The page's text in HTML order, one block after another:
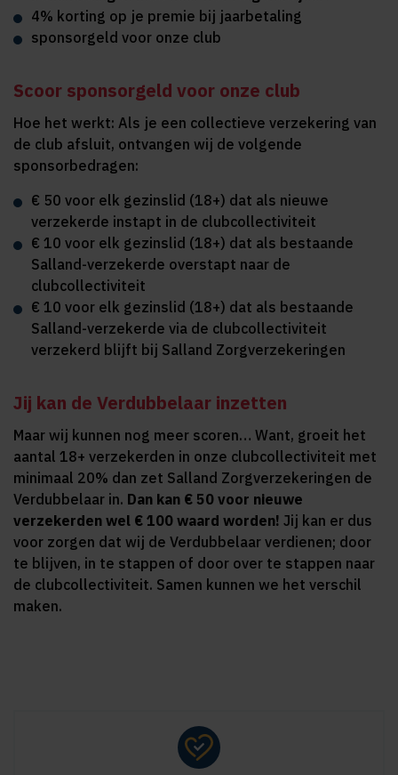
4% korting op je premie bij jaarbetaling
sponsorgeld voor onze club
Scoor sponsorgeld voor onze club
Hoe het werkt: Als je een collectieve verzekering van
de club afsluit, ontvangen wij de volgende
sponsorbedragen:
€ 50 voor elk gezinslid (18+) dat als nieuwe
verzekerde instapt in de clubcollectiviteit
€ 10 voor elk gezinslid (18+) dat als bestaande
Salland-verzekerde overstapt naar de
clubcollectiviteit
€ 10 voor elk gezinslid (18+) dat als bestaande
Salland-verzekerde via de clubcollectiviteit
verzekerd blijft bij Salland Zorgverzekeringen
Jij kan de Verdubbelaar inzetten
Maar wij kunnen nog meer scoren… Want, groeit het
aantal 18+ verzekerden in onze clubcollectiviteit met
minimaal 20% dan zet Salland Zorgverzekeringen de
Verdubbelaar in. Dan kan € 50 voor nieuwe
verzekerden wel € 100 waard worden! Jij kan er dus
voor zorgen dat wij de Verdubbelaar verdienen; door
te blijven, in te stappen of door over te stappen naar
de clubcollectiviteit. Samen kunnen we het verschil
maken.